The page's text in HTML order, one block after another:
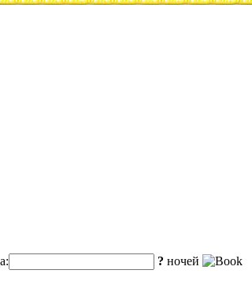
? ночей